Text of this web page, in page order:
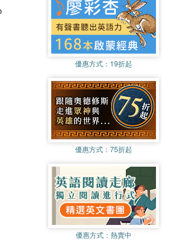
優惠方式： 19折起
優惠方式： 75折起
優惠方式： 熱賣中